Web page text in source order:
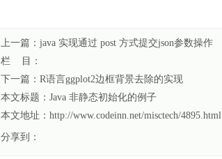
上一篇： java 实现通过 post 方式提交json参数操作
栏 目：
下一篇： R语言ggplot2边框背景去除的实现
本文标题： Java 非静态初始化的例子
本文地址：http://www.codeinn.net/misctech/4895.html
分享到：